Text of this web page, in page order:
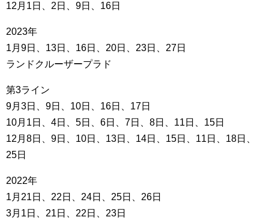
12月1日、2日、9日、16日
2023年
1月9日、13日、16日、20日、23日、27日
ランドクルーザープラド
第3ライン
9月3日、9日、10日、16日、17日
10月1日、4日、5日、6日、7日、8日、11日、15日
12月8日、9日、10日、13日、14日、15日、11日、18日、
25日
2022年
1月21日、22日、24日、25日、26日
3月1日、21日、22日、23日